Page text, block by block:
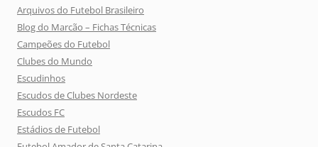
Arquivos do Futebol Brasileiro
Blog do Marcão – Fichas Técnicas
Campeões do Futebol
Clubes do Mundo
Escudinhos
Escudos de Clubes Nordeste
Escudos FC
Estádios de Futebol